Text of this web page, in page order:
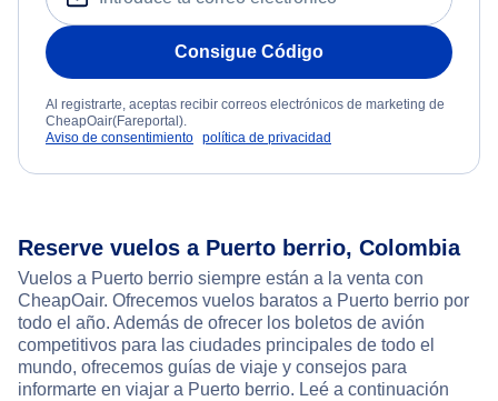
Consigue Código
Al registrarte, aceptas recibir correos electrónicos de marketing de
CheapOair(Fareportal).
Aviso de consentimiento política de privacidad
Reserve vuelos a Puerto berrio, Colombia
Vuelos a Puerto berrio siempre están a la venta con
CheapOair. Ofrecemos vuelos baratos a Puerto berrio por
todo el año. Además de ofrecer los boletos de avión
competitivos para las ciudades principales de todo el
mundo, ofrecemos guías de viaje y consejos para
informarte en viajar a Puerto berrio. Leé a continuación